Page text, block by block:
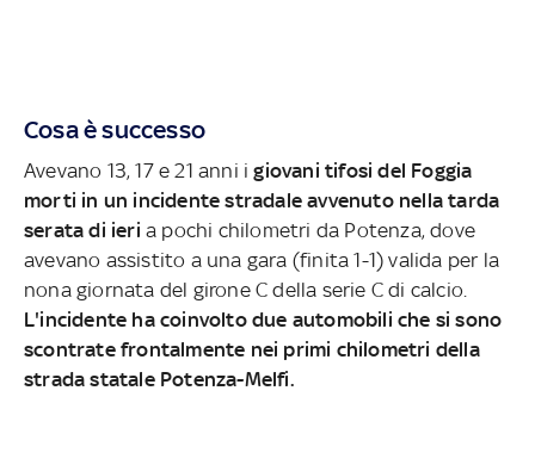
Cosa è successo
Avevano 13, 17 e 21 anni igiovani tifosi del Foggia
morti in un incidente stradale avvenuto nella tarda
serata di ieri a pochi chilometri da Potenza, dove
avevano assistito a una gara (finita 1-1) valida per la
nona giornata del girone C della serie C di calcio.
L'incidente ha coinvolto due automobili che si sono
scontrate frontalmente nei primi chilometri della
strada statale Potenza-Melfi.